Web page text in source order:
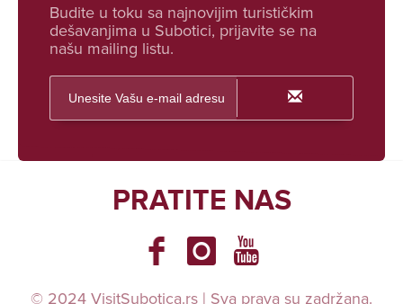
Budite u toku sa najnovijim turističkim
dešavanjima u Subotici, prijavite se na
našu mailing listu.
PRATITE NAS
© 2024 VisitSubotica.rs | Sva prava su zadržana.